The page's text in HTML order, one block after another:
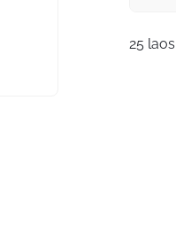
25 laos